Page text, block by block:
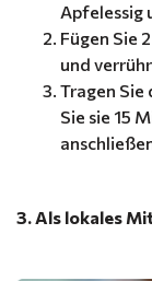
Apfelessig
Fügen Sie
und
Tragen Sie
Sie sie 15
3. Als lokales